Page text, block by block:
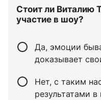
Стоит ли Виталию
участие в шоу?
Да, эмоции
доказывает
Нет, с таким
результатами в